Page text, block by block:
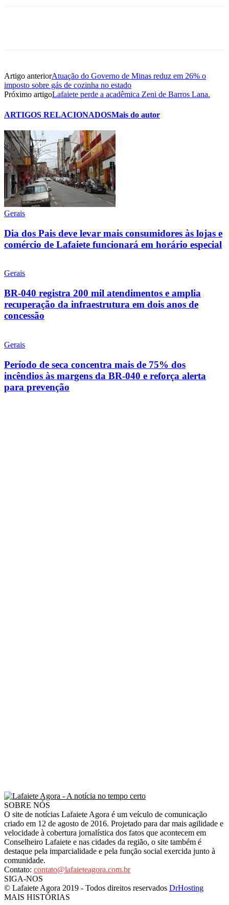
Artigo anteriorAtuação do Governo de Minas reduz em 26% o
imposto sobre gás de cozinha no estado
Próximo artigoLafaiete perde a acadêmica Zeni de Barros Lana.
ARTIGOS RELACIONADOSMais do autor
Gerais
Dia dos Pais deve levar mais consumidores às lojas e
comércio de Lafaiete funcionará em horário especial
Gerais
BR-040 registra 200 mil atendimentos e amplia
recuperação da infraestrutura em dois anos de
concessão
Gerais
Período de seca concentra mais de 75% dos
incêndios às margens da BR-040 e reforça alerta
para prevenção
SOBRE NÓS
O site de notícias Lafaiete Agora é um veículo de comunicação
criado em 12 de agosto de 2016. Projetado para dar mais agilidade e
velocidade à cobertura jornalística dos fatos que acontecem em
Conselheiro Lafaiete e nas cidades da região, o site também é
destaque pela imparcialidade e pela função social exercida junto à
comunidade.
Contato: contato@lafaieteagora.com.br
SIGA-NOS
© Lafaiete Agora 2019 - Todos direitos reservados DrHosting
MAIS HISTÓRIAS